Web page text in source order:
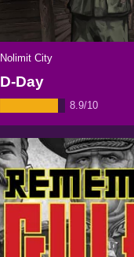
Nolimit City
D-Day
8.9/10